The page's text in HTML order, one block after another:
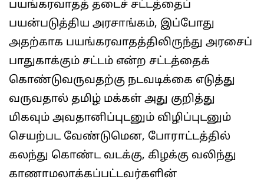
பயங்கரவாதத் தடைச் சட்டத்தைப்
பயன்படுத்திய அரசாங்கம், இப்போது
அதற்காக பயங்கரவாதத்திலிருந்து அரசைப்
பாதுகாக்கும் சட்டம் என்ற சட்டத்தைக்
கொண்டுவருவதற்கு நடவடிக்கை எடுத்து
வருவதால் தமிழ் மக்கள் அது குறித்து
மிகவும் அவதானிப்புடனும் விழிப்புடனும்
செயற்பட வேண்டுமென, போராட்டத்தில்
கலந்து கொண்ட வடக்கு, கிழக்கு வலிந்து
காணாமலாக்கப்பட்டவர்களின்